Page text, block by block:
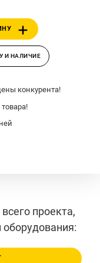
И НАЛИЧИЕ
конкурента!
проекта,
оборудования: